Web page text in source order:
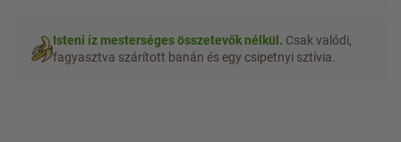
Isteni íz mesterséges összetevők nélkül. Csak valódi,
fagyasztva szárított banán és egy csipetnyi sztívia.